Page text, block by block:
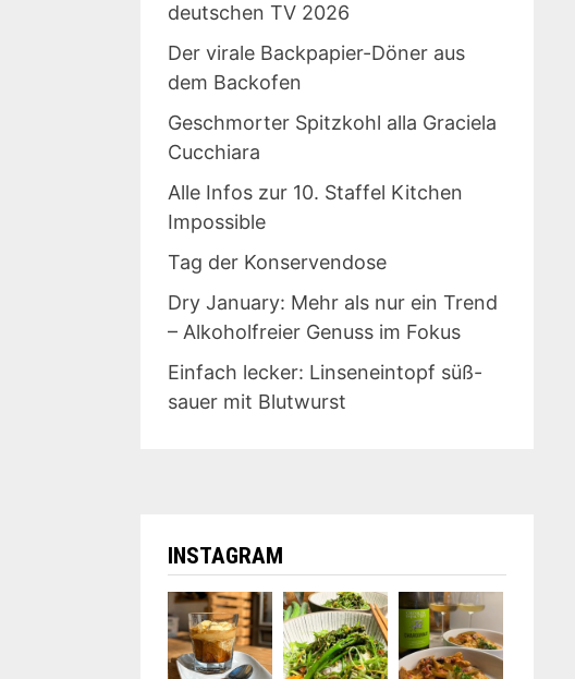
deutschen TV 2026
Der virale Backpapier-Döner aus
dem Backofen
Geschmorter Spitzkohl alla Graciela
Cucchiara
Alle Infos zur 10. Staffel Kitchen
Impossible
Tag der Konservendose
Dry January: Mehr als nur ein Trend
– Alkoholfreier Genuss im Fokus
Einfach lecker: Linseneintopf süß-
sauer mit Blutwurst
INSTAGRAM